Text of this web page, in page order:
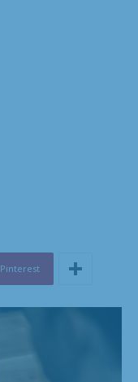
Pinterest